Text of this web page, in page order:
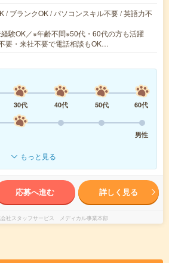
/ ブランクOK / パソコンスキル不要 / 英語力不
験OK／※年齢不問※50代・60代の方も活躍
要・来社不要で電話相談もOK…
30代 40代 50代
60代
男性
もっと見る
応募へ進む 詳しく見る
社スタッフサービス メディカル事業本部